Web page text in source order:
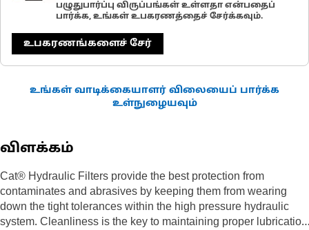
பழுதுபார்ப்பு விருப்பங்கள் உள்ளதா என்பதைப்
பார்க்க, உங்கள் உபகரணத்தைச் சேர்க்கவும்.
உபகரணங்களைச் சேர்
உங்கள் வாடிக்கையாளர் விலையைப் பார்க்க
உள்நுழையவும்
விளக்கம்
Cat® Hydraulic Filters provide the best protection from
contaminates and abrasives by keeping them from wearing
down the tight tolerances within the high pressure hydraulic
system. Cleanliness is the key to maintaining proper lubrication